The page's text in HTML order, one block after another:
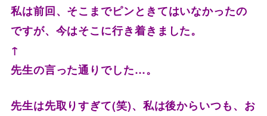
私は前回、そこまでピンときてはいなかったの
ですが、 今はそこに行き着きました。
↑
先生の言った通りでした…。
先生は先取りすぎて(笑)、私は後からいつも、 お